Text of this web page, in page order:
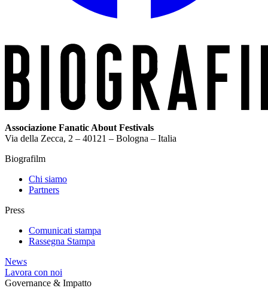
Associazione Fanatic About Festivals
Via della Zecca, 2 – 40121 – Bologna – Italia
Biografilm
Chi siamo
Partners
Press
Comunicati stampa
Rassegna Stampa
News
Lavora con noi
Governance & Impatto